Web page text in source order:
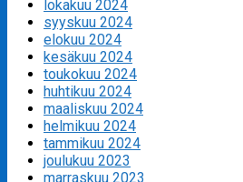
lokakuu 2024
syyskuu 2024
elokuu 2024
kesäkuu 2024
toukokuu 2024
huhtikuu 2024
maaliskuu 2024
helmikuu 2024
tammikuu 2024
joulukuu 2023
marraskuu 2023